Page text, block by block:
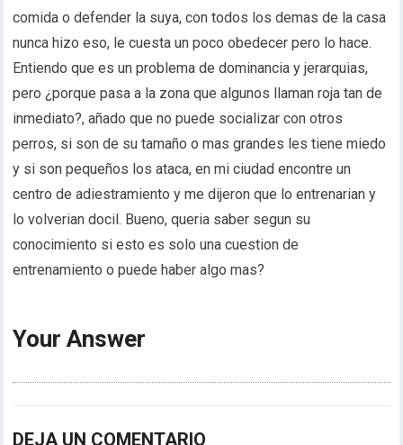
comida o defender la suya, con todos los demas de la casa
nunca hizo eso, le cuesta un poco obedecer pero lo hace.
Entiendo que es un problema de dominancia y jerarquias,
pero ¿porque pasa a la zona que algunos llaman roja tan de
inmediato?, añado que no puede socializar con otros
perros, si son de su tamaño o mas grandes les tiene miedo
y si son pequeños los ataca, en mi ciudad encontre un
centro de adiestramiento y me dijeron que lo entrenarian y
lo volverian docil. Bueno, queria saber segun su
conocimiento si esto es solo una cuestion de
entrenamiento o puede haber algo mas?
Your Answer
DEJA UN COMENTARIO